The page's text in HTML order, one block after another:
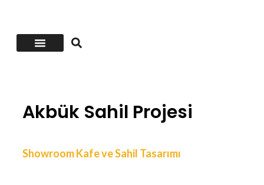
Akbük Sahil Projesi
Showroom Kafe ve Sahil Tasarımı